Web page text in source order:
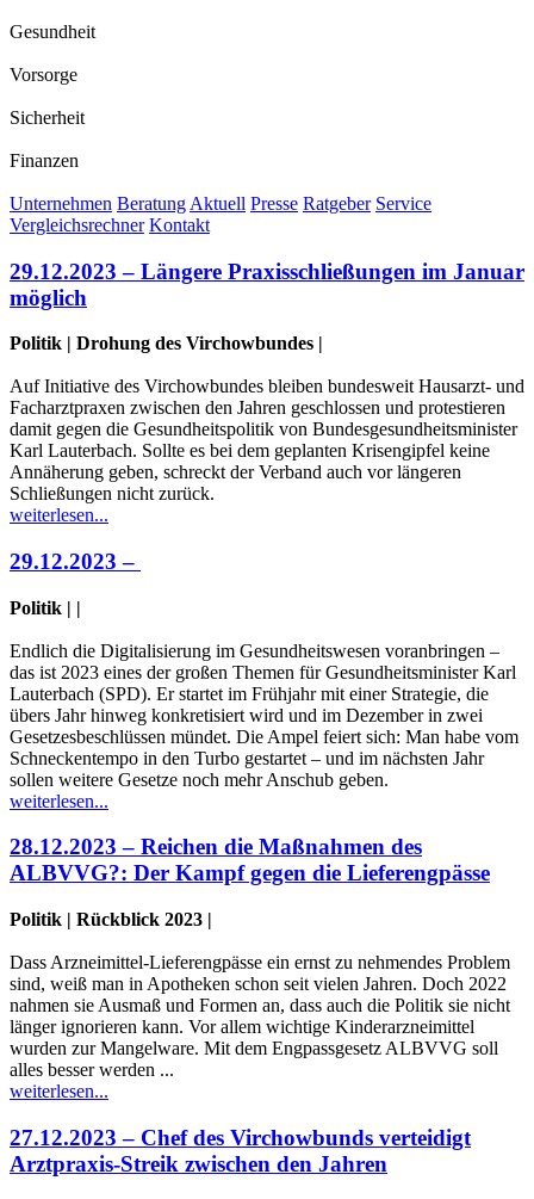
Gesundheit
Vorsorge
Sicherheit
Finanzen
Unternehmen Beratung Aktuell Presse Ratgeber Service
Vergleichsrechner Kontakt
29.12.2023 – Längere Praxisschließungen im Januar
möglich
Politik | Drohung des Virchowbundes |
Auf Initiative des Virchowbundes bleiben bundesweit Hausarzt- und
Facharztpraxen zwischen den Jahren geschlossen und protestieren
damit gegen die Gesundheitspolitik von Bundesgesundheitsminister
Karl Lauterbach. Sollte es bei dem geplanten Krisengipfel keine
Annäherung geben, schreckt der Verband auch vor längeren
Schließungen nicht zurück.
weiterlesen...
29.12.2023 –
Politik | |
Endlich die Digitalisierung im Gesundheitswesen voranbringen –
das ist 2023 eines der großen Themen für Gesundheitsminister Karl
Lauterbach (SPD). Er startet im Frühjahr mit einer Strategie, die
übers Jahr hinweg konkretisiert wird und im Dezember in zwei
Gesetzesbeschlüssen mündet. Die Ampel feiert sich: Man habe vom
Schneckentempo in den Turbo gestartet – und im nächsten Jahr
sollen weitere Gesetze noch mehr Anschub geben.
weiterlesen...
28.12.2023 – Reichen die Maßnahmen des
ALBVVG?: Der Kampf gegen die Lieferengpässe
Politik | Rückblick 2023 |
Dass Arzneimittel-Lieferengpässe ein ernst zu nehmendes Problem
sind, weiß man in Apotheken schon seit vielen Jahren. Doch 2022
nahmen sie Ausmaß und Formen an, dass auch die Politik sie nicht
länger ignorieren kann. Vor allem wichtige Kinderarzneimittel
wurden zur Mangelware. Mit dem Engpassgesetz ALBVVG soll
alles besser werden ...
weiterlesen...
27.12.2023 – Chef des Virchowbunds verteidigt
Arztpraxis-Streik zwischen den Jahren